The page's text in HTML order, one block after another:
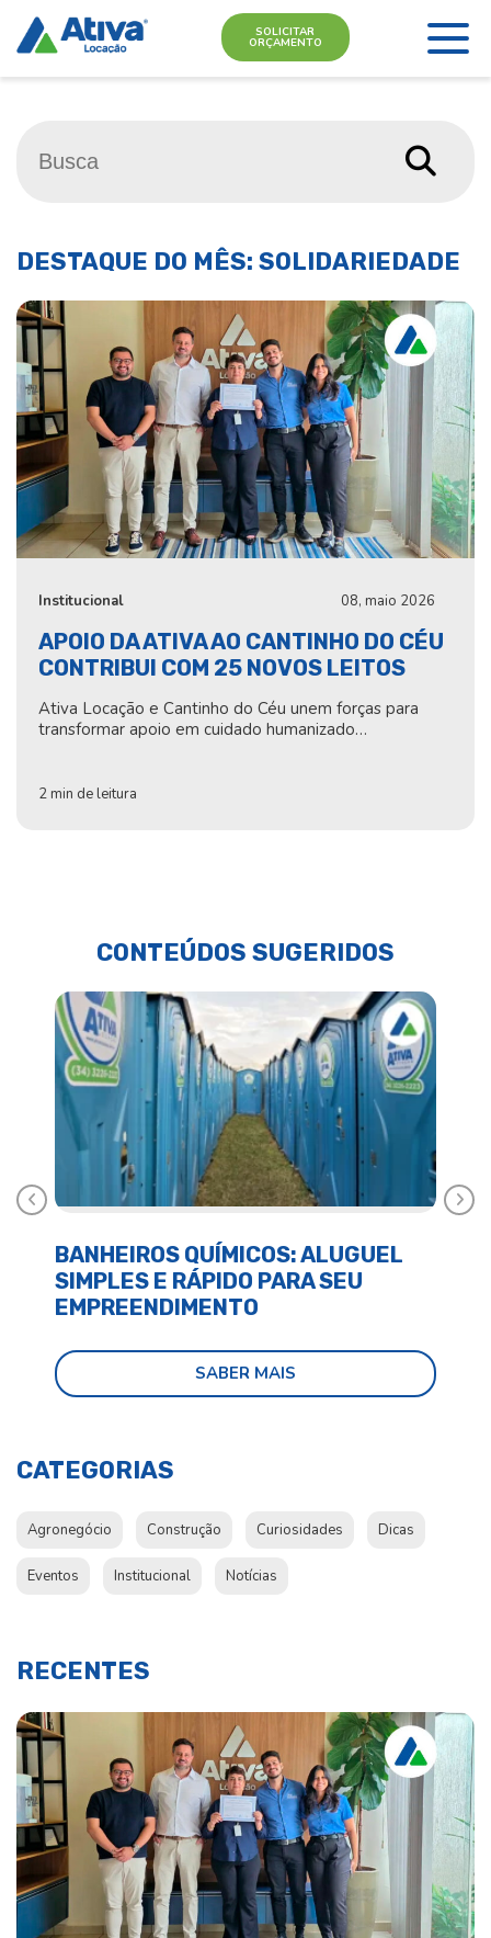
SOLICITAR
ORÇAMENTO
DESTAQUE DO MÊS: SOLIDARIEDADE
Institucional 08, maio 2026
APOIO DA ATIVA AO CANTINHO DO CÉU
CONTRIBUI COM 25 NOVOS LEITOS
Ativa Locação e Cantinho do Céu unem forças para
transformar apoio em cuidado humanizado…
2 min de leitura
CONTEÚDOS SUGERIDOS
BANHEIROS QUÍMICOS: ALUGUEL
SIMPLES E RÁPIDO PARA SEU
EMPREENDIMENTO
SABER MAIS
Anterior
RECENTES
CATEGORIAS
Agronegócio Construção Curiosidades Dicas
Eventos Institucional Notícias